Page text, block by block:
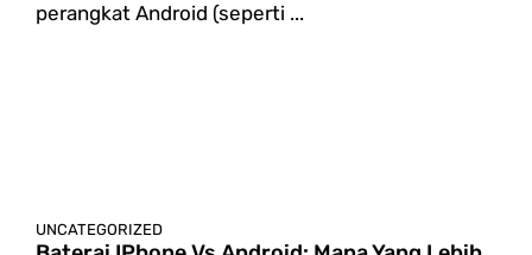
perangkat Android (seperti ...
UNCATEGORIZED